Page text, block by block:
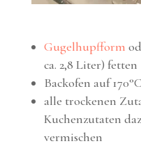
Gugelhupfform
ca. 2,8 Liter) fetten
Backofen auf
alle trockenen
Kuchenzutaten
vermischen